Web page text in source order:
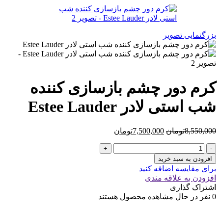
بزرگنمایی تصویر
کرم دور چشم بازسازی کننده
شب استی لادر Estee Lauder
8,550,000تومان قیمت
بود.
7,500,000تومان
کرم
دور
چشم
بازسازی
کننده
شب
استی
افزودن به سبد خرید
برای مقایسه اضافه کنید
افزودن به علاقه مندی
اشتراک گذاری
0 نفر در حال مشاهده محصول هستند